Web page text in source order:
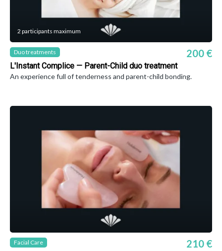
2 participants maximum
Duo treatments
L'Instant Complice — Parent-Child duo treatment
200 €
An experience full of tenderness and parent-child bonding.
Facial Care 210 €